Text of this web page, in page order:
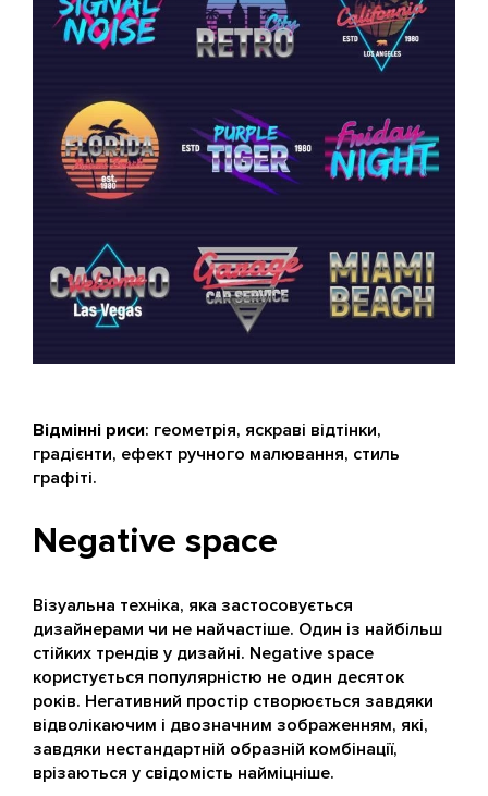
Відмінні риси: геометрія, яскраві відтінки,
градієнти, ефект ручного малювання, стиль
графіті.
Negative space
Візуальна техніка, яка застосовується
дизайнерами чи не найчастіше. Один із найбільш
стійких трендів у дизайні. Negative space
користується популярністю не один десяток
років. Негативний простір створюється завдяки
відволікаючим і двозначним зображенням, які,
завдяки нестандартній образній комбінації,
врізаються у свідомість найміцніше.